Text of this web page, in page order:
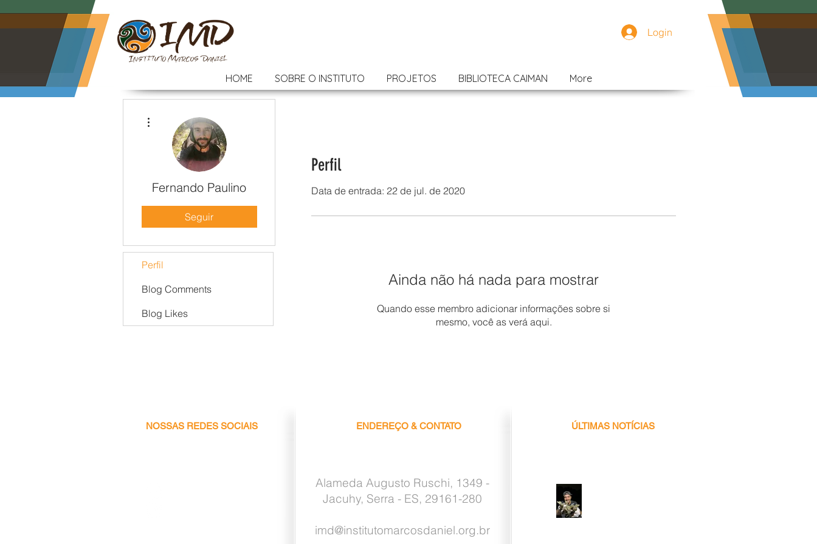
Login
HOME SOBRE O INSTITUTO PROJETOS BIBLIOTECA CAIMAN More
Perfil
Data de entrada: 22 de jul. de 2020
Ainda não há nada para mostrar
Quando esse membro adicionar informações sobre si
mesmo, você as verá aqui.
Fernando Paulino
Seguir
Perfil
Blog Comments
Blog Likes
NOSSAS REDES SOCIAIS ENDEREÇO & CONTATO ÚLTIMAS NOTÍCIAS
Alameda Augusto Ruschi, 1349 -
Jacuhy, Serra - ES, 29161-280
imd@institutomarcosdaniel.org.br